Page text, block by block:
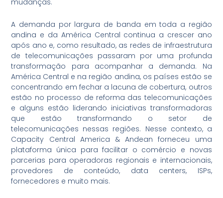
A demanda por largura de banda em toda a região
andina e da América Central continua a crescer ano
após ano e, como resultado, as redes de infraestrutura
de telecomunicações passaram por uma profunda
transformação para acompanhar a demanda. Na
América Central e na região andina, os países estão se
concentrando em fechar a lacuna de cobertura, outros
estão no processo de reforma das telecomunicações
e alguns estão liderando iniciativas transformadoras
que estão transformando o setor de
telecomunicações nessas regiões. Nesse contexto, a
Capacity Central America & Andean forneceu uma
plataforma única para facilitar o comércio e novas
parcerias para operadoras regionais e internacionais,
provedores de conteúdo, data centers, ISPs,
fornecedores e muito mais.